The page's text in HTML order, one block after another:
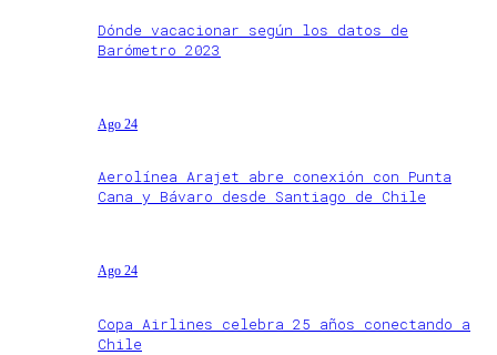
Dónde vacacionar según los datos de
Barómetro 2023
Ago 24
Aerolínea Arajet abre conexión con Punta
Cana y Bávaro desde Santiago de Chile
Ago 24
Copa Airlines celebra 25 años conectando a
Chile